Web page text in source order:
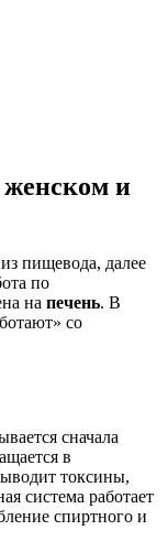
и
пищевода, далее
по
на печень. В
со
сначала
в
токсины,
система работает
спиртного и